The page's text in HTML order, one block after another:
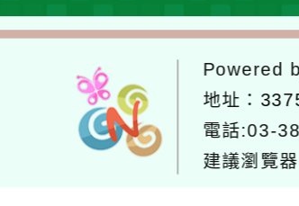
單
Powered
地址：
電話:03-
建議瀏覽